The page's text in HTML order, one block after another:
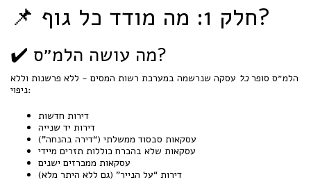
📌 חלק 1: מה מודד כל גוף?
✔️ מה עושה הלמ״ס?
הלמ״ס סופרכל עסקה שנרשמה במערכת רשות המסים - ללא פרשנות וללא
ניפוי:
דירות חדשות
דירות יד שנייה
עסקאות סבסוד ממשלתי (“דירה בהנחה”)
עסקאות שלא בהכרח כוללות תזרים מיידי
עסקאות ממכרזים ישנים
דירות “על הנייר” (גם ללא היתר מלא)